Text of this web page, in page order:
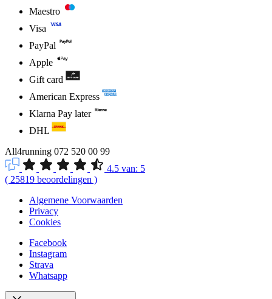
Maestro
Visa
PayPal
Apple
Gift card
American Express
Klarna Pay later
DHL
All4running 072 520 00 99
4.5 van: 5
( 25819 beoordelingen )
Algemene Voorwaarden
Privacy
Cookies
Facebook
Instagram
Strava
Whatsapp